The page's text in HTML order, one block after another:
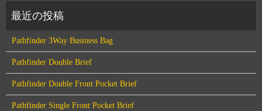
Pathfinder 3Way Business Bag
Pathfinder Double Brief
Pathfinder Double Front Pocket Brief
Pathfinder Single Front Pocket Brief